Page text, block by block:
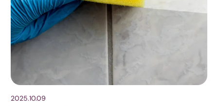
2025.10.09